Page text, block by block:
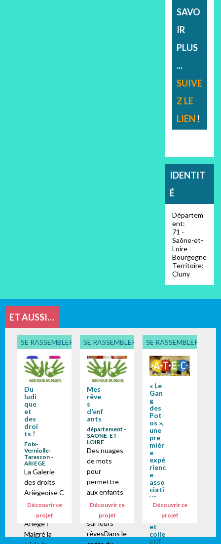
SAVO
IR
PLUS
...
SUIVE
Z LE
LIEN !
IDENTIT
É
Départem
ent:
71 -
Saône-et-
Loire -
Bourgogne
Territoire:
Cluny
ET AUSSI…
SE RASSEMBLER, PARTICIPER
Du
ludi
que
et
des
droi
ts !
Foix-
Verniolle-
Tarascon -
ARIEGE
La Galerie
des droits
Ariègeoise C
omment ça
se passe en
Ariège ?
Malgré la
période
Découvrir ce
projet
SE RASSEMBLER, PARTICIPER
Mes
rêve
s
d'enf
ants
département -
SAONE-ET-
LOIRE
Des nuages
de mots
pour
permettre
aux enfants
de
s'exprimer
sur leurs
rêvesDans le
cadre du
Découvrir ce
projet
SE RASSEMBLER,
« Le
Gan
g
des
Pot
os »,
une
pre
mièr
e
expé
rienc
e
asso
ciati
ve
pour
proj
et
colle
ctif
Découvrir ce
projet